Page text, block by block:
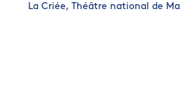
La Criée, Théâtre national de